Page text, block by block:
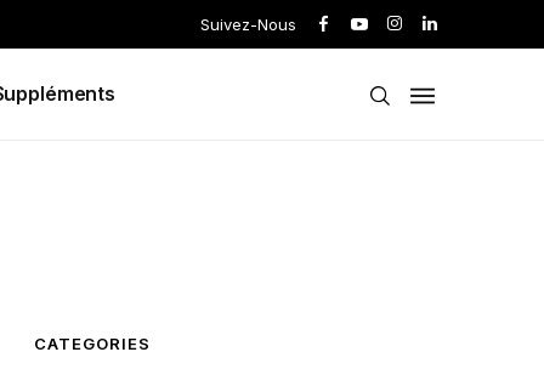
Suivez-Nous
CATEGORIES